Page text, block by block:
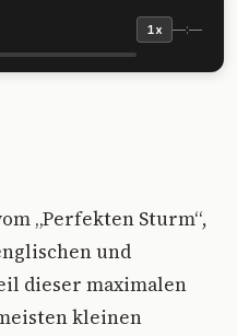
1x —:—
„Perfekten Sturm“,
und
dieser maximalen
kleinen